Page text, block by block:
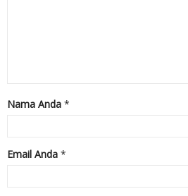
Nama Anda *
Email Anda *